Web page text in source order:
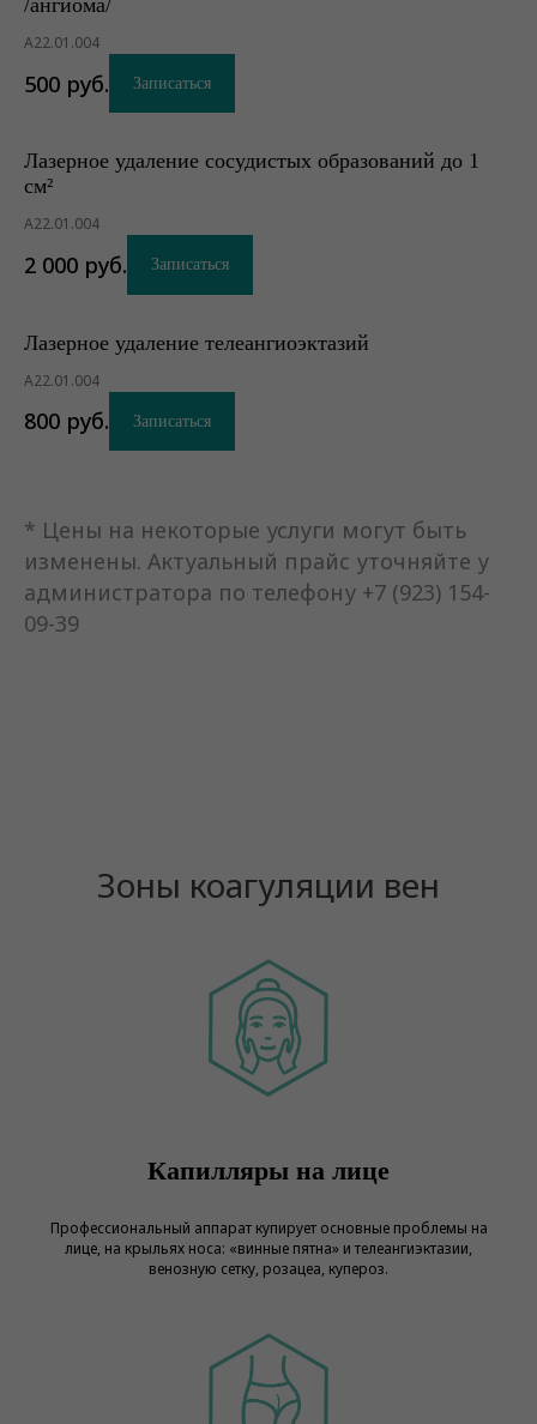
А22.01.004
500 руб. Записаться
Лазерное удаление сосудистых образований до 1
см²
А22.01.004
2 000 руб. Записаться
Лазерное удаление телеангиоэктазий
А22.01.004
800 руб. Записаться
* Цены на некоторые услуги могут быть
изменены. Актуальный прайс уточняйте у
администратора по телефону +7 (923) 154-
09-39
Зоны коагуляции вен
Капилляры на лице
Профессиональный аппарат купирует основные проблемы на
лице, на крыльях носа: «винные пятна» и телеангиэктазии,
венозную сетку, розацеа, купероз.